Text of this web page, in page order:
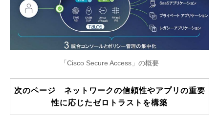
「Cisco Secure Access」の概要
次のページ ネットワークの信頼性やアプリの重要
性に応じたゼロトラストを構築